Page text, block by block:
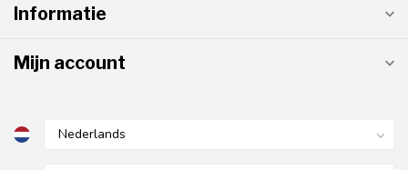
Informatie
Mijn account